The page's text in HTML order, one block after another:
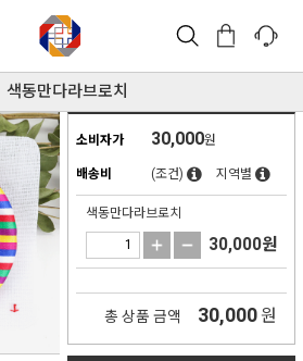
색동만다라브로치
소비자가 30,000원
배송비 (조건) 지역별
색동만다라브로치
30,000원
총 상품 금액 30,000 원